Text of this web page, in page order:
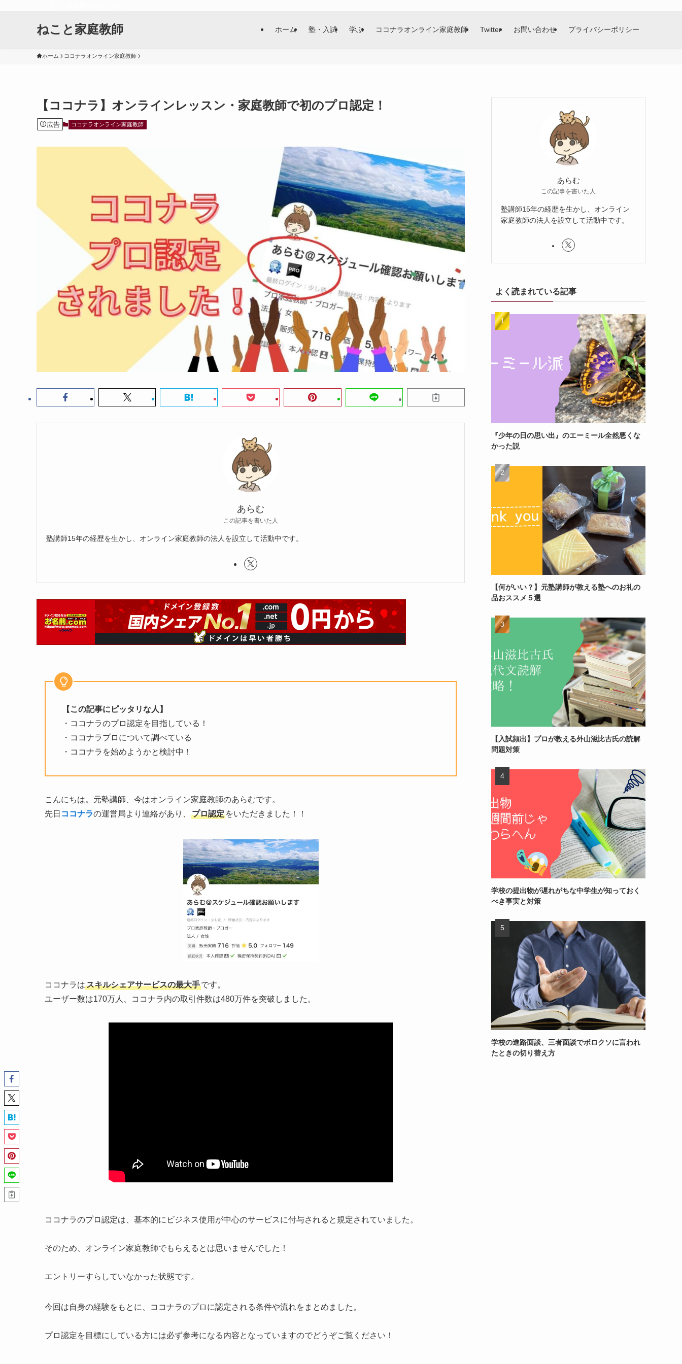
ねこと家庭教師 ホーム 塾・入試 学ぶ ココナラオンライン家庭教師 Twitter お問い合わせ プライバシーポリシー
ホーム ココナラオンライン家庭教師
【ココナラ】オンラインレッスン・家庭教師で初のプロ認定！
広告 ココナラオンライン家庭教師
あらむ
この記事を書いた人
塾講師15年の経歴を生かし、オンライン家庭教師の法人を設立して活動中です。
【この記事にピッタリな人】
・ココナラのプロ認定を目指している！
・ココナラプロについて調べている
・ココナラを始めようかと検討中！
こんにちは。元塾講師、今はオンライン家庭教師のあらむです。
先日 ココナラの運営局より連絡があり、 プロ認定 をいただきました！！
ココナラはスキルシェアサービスの最大手です。
ユーザー数は170万人、ココナラ内の取引件数は480万件を突破しました。
ココナラのプロ認定は、基本的にビジネス使用が中心のサービスに付与されると規定されていました。
そのため、オンライン家庭教師でもらえるとは思いませんでした！
エントリーすらしていなかった状態です。
今回は自身の経験をもとに、ココナラのプロに認定される条件や流れをまとめました。
プロ認定を目標にしている方には必ず参考になる内容となっていますのでどうぞご覧ください！
あらむ
この記事を書いた人
塾講師15年の経歴を生かし、オンライン
家庭教師の法人を設立して活動中です。
よく読まれている記事
『少年の日の思い出』のエーミール全然悪くな
かった説
【何がいい？】元塾講師が教える塾へのお礼の
品おススメ５選
【入試頻出】プロが教える外山滋比古氏の読解
問題対策
学校の提出物が遅れがちな中学生が知っておく
べき事実と対策
学校の進路面談、三者面談でボロクソに言われ
たときの切り替え方